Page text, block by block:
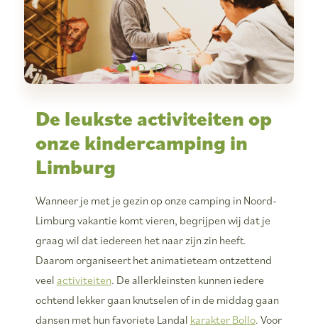
De leukste activiteiten op
onze kindercamping in
Limburg
Wanneer je met je gezin op onze camping in Noord-
Limburg vakantie komt vieren, begrijpen wij dat je
graag wil dat iedereen het naar zijn zin heeft.
Daarom organiseert het animatieteam ontzettend
veel activiteiten. De allerkleinsten kunnen iedere
ochtend lekker gaan knutselen of in de middag gaan
dansen met hun favoriete Landal karakter Bollo. Voor